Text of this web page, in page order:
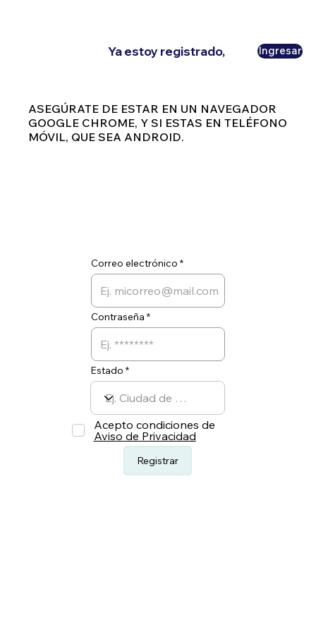
Ya estoy registrado, Ingresar
Registrar
Acepto condiciones de
Aviso de Privacidad
Estado
Contraseña
Correo electrónico
ASEGÚRATE DE ESTAR EN UN NAVEGADOR
GOOGLE CHROME, Y SI ESTAS EN TELÉFONO
MÓVIL, QUE SEA ANDROID.